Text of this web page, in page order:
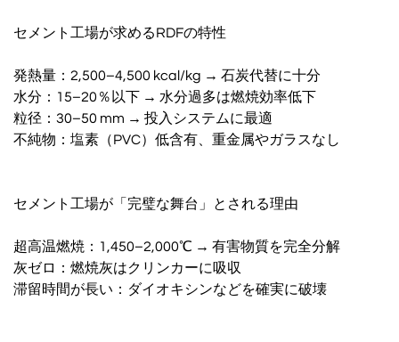
セメント工場が求めるRDFの特性
発熱量：2,500–4,500 kcal/kg → 石炭代替に十分
水分：15–20％以下 → 水分過多は燃焼効率低下
粒径：30–50 mm → 投入システムに最適
不純物：塩素（PVC）低含有、重金属やガラスなし
セメント工場が「完璧な舞台」とされる理由
超高温燃焼：1,450–2,000℃ → 有害物質を完全分解
灰ゼロ：燃焼灰はクリンカーに吸収
滞留時間が長い：ダイオキシンなどを確実に破壊